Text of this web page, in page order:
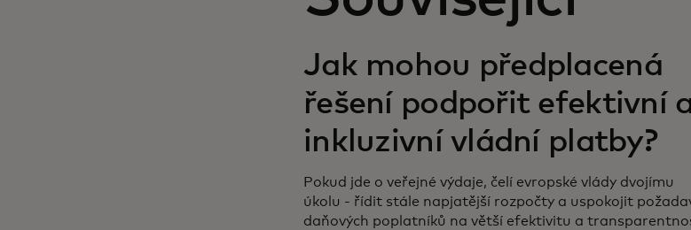
Jak mohou předplacená
řešení podpořit efektivní
inkluzivní vládní platby?
Pokud jde o veřejné výdaje, čelí evropské vlády dvojímu
úkolu - řídit stále napjatější rozpočty a uspokojit
daňových poplatníků na větší efektivitu a
opens in a new tab